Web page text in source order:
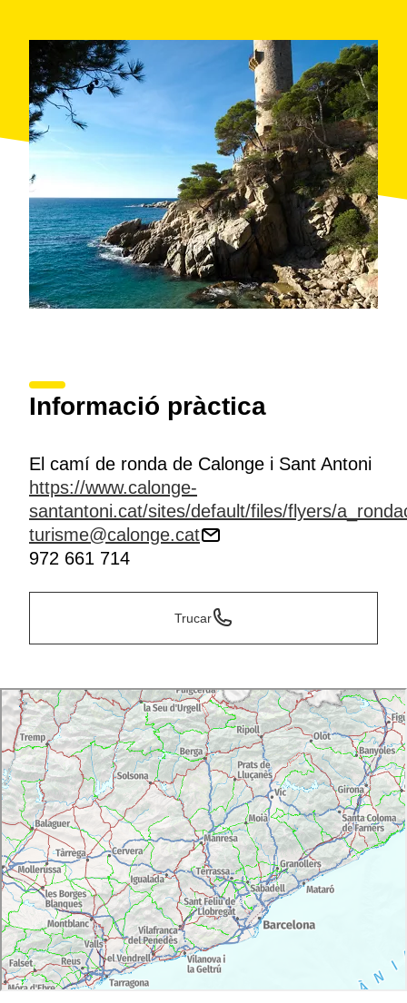
Informació pràctica
El camí de ronda de Calonge i Sant Antoni
https://www.calonge-
santantoni.cat/sites/default/files/flyers/
turisme@calonge.cat
972 661 714
Trucar